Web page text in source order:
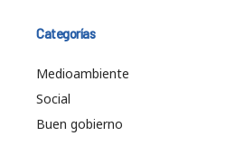
Categorías
Medioambiente
Social
Buen gobierno